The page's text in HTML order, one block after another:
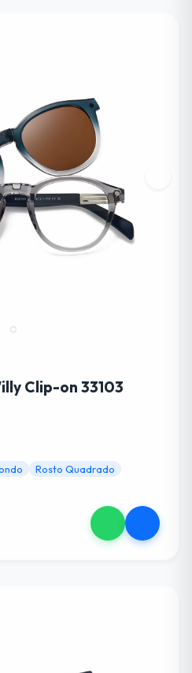
Clip-on 33103
Rosto Quadrado